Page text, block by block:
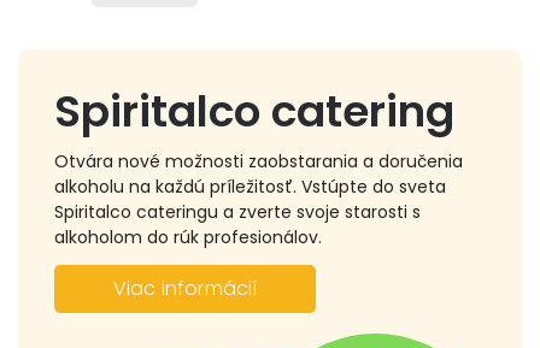
Spiritalco catering
Otvára nové možnosti zaobstarania a doručenia
alkoholu na každú príležitosť. Vstúpte do sveta
Spiritalco cateringu a zverte svoje starosti s
alkoholom do rúk profesionálov.
Viac informácií